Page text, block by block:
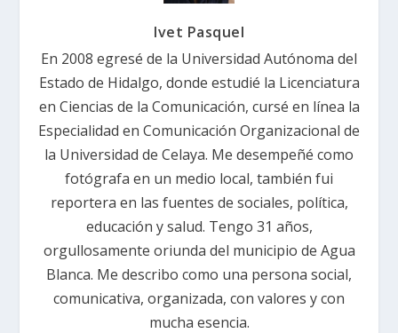
Ivet Pasquel
En 2008 egresé de la Universidad Autónoma del
Estado de Hidalgo, donde estudié la Licenciatura
en Ciencias de la Comunicación, cursé en línea la
Especialidad en Comunicación Organizacional de
la Universidad de Celaya. Me desempeñé como
fotógrafa en un medio local, también fui
reportera en las fuentes de sociales, política,
educación y salud. Tengo 31 años,
orgullosamente oriunda del municipio de Agua
Blanca. Me describo como una persona social,
comunicativa, organizada, con valores y con
mucha esencia.